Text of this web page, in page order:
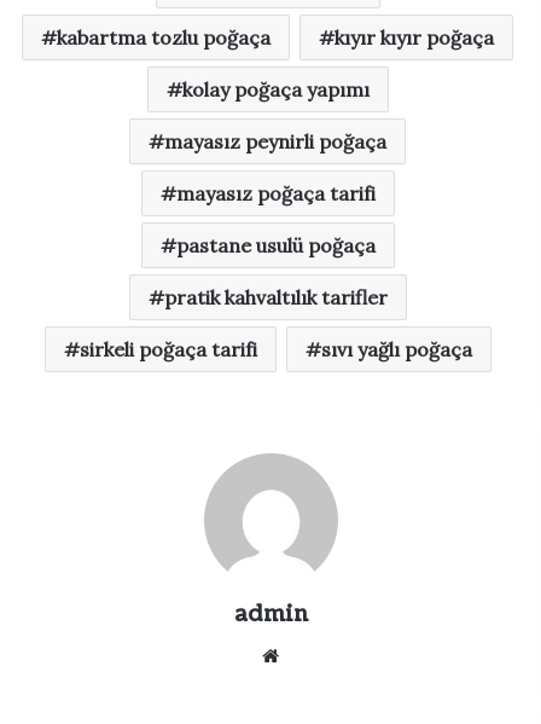
kabartma tozlu poğaça kıyır kıyır poğaça
kolay poğaça yapımı
mayasız peynirli poğaça
mayasız poğaça tarifi
pastane usulü poğaça
pratik kahvaltılık tarifler
sirkeli poğaça tarifi sıvı yağlı poğaça
admin